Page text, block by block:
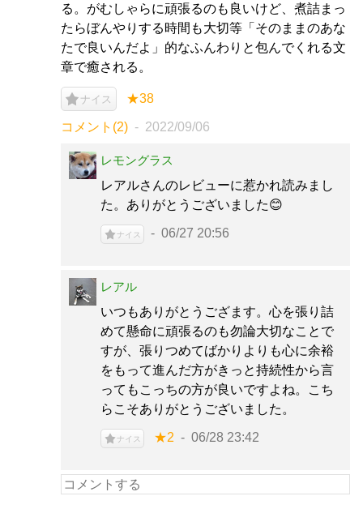
る。がむしゃらに頑張るのも良いけど、煮詰まっ
たらぼんやりする時間も大切等「そのままのあな
たで良いんだよ」的なふんわりと包んでくれる文
章で癒される。
ナイス ★38
コメント(2) 2022/09/06
レモングラス
レアルさんのレビューに惹かれ読みまし
た。ありがとうございました😊
ナイス 06/27 20:56
レアル
いつもありがとうござます。心を張り詰
めて懸命に頑張るのも勿論大切なことで
すが、張りつめてばかりよりも心に余裕
をもって進んだ方がきっと持続性から言
ってもこっちの方が良いですよね。こち
らこそありがとうございました。
ナイス ★2 06/28 23:42